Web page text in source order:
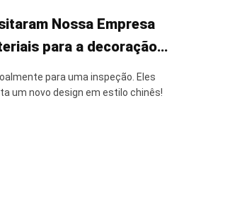
Nossa Empresa
para a decoração
chinês!
para uma inspeção. Eles
um novo design em estilo chinês!